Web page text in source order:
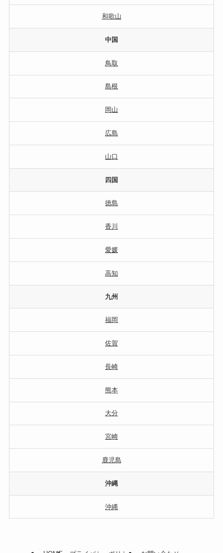
和歌山
中国
鳥取
島根
岡山
広島
山口
四国
徳島
香川
愛媛
高知
九州
福岡
佐賀
長崎
熊本
大分
宮崎
鹿児島
沖縄
沖縄